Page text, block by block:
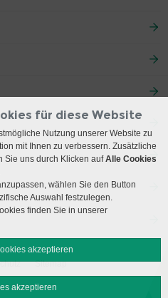
Sitemap
für diese Website
Nutzung unserer Website zu
mit Ihnen zu verbessern. Zusätzliche
Sie uns durch Klicken aufAlle Cookies
wählen Sie den Button
Auswahl festzulegen.
finden Sie in unserer
akzeptieren
akzeptieren